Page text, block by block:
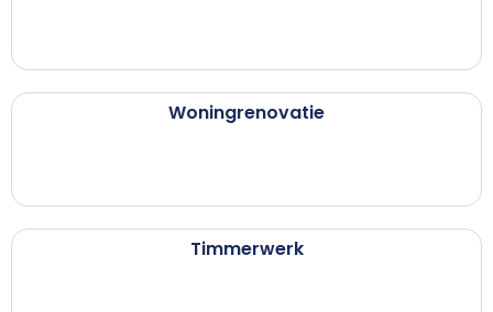
Woningrenovatie
Timmerwerk